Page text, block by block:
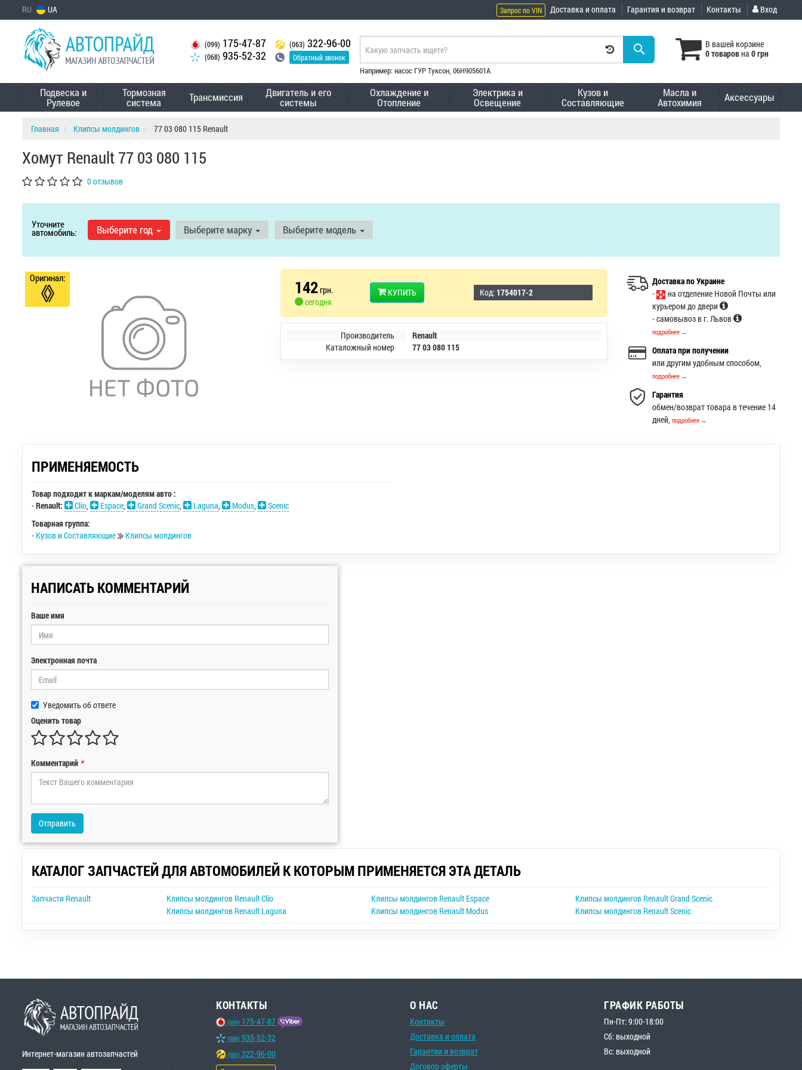
RU UA Запрос по VIN Доставка и оплата Гарантия и возврат Контакты Вход
(099) 175-47-87
(068) 935-52-32
(063) 322-96-00
Обратный звонок
В вашей корзине
0 товаровна 0 грн
Например: насос ГУР Туксон, 06H905601A
Подвеска и
Рулевое
Тормозная
система Трансмиссия Двигатель и его
системы
Охлаждение и
Отопление
Электрика и
Освещение
Кузов и
Составляющие
Масла и
Автохимия Аксессуары
Главная Клипсы молдингов 77 03 080 115 Renault
Хомут Renault 77 03 080 115
0 отзывов
Уточните
автомобиль: Выберите год Выберите марку Выберите модель
Оригинал: 142грн.
сегодня
КУПИТЬ Код: 1754017-2
Производитель
Renault
Каталожный номер
77 03 080 115
Доставка по Украине
-
на отделение Новой Почты или
курьером до двери
- самовывоз в г. Львов
подробнее →
Оплата при получении
или другим удобным способом,
подробнее →
Гарантия
обмен/возврат товара в течение 14
дней,подробнее →
ПРИМЕНЯЕМОСТЬ
Товар подходит к маркам/моделям авто :
-Renault: Clio, Espace, Grand Scenic, Laguna, Modus,
Scenic
Товарная группа:
- Кузов и Составляющие Клипсы молдингов
НАПИСАТЬ КОММЕНТАРИЙ
Ваше имя
Электронная почта
Уведомить об ответе
Оценить товар
Комментарий *
Отправить
КАТАЛОГ ЗАПЧАСТЕЙ ДЛЯ АВТОМОБИЛЕЙ К КОТОРЫМ ПРИМЕНЯЕТСЯ ЭТА ДЕТАЛЬ
Запчасти Renault Клипсы молдингов Renault Clio Клипсы молдингов Renault Espace
Клипсы молдингов Renault Grand Scenic
Клипсы молдингов Renault Laguna
Клипсы молдингов Renault Modus Клипсы молдингов Renault Scenic
Интернет-магазин автозапчастей
КОНТАКТЫ
(099) 175-47-87
(068) 935-52-32
(063) 322-96-00
О НАС
Контакты
Доставка и оплата
Гарантии и возврат
Договор оферты
ГРАФИК РАБОТЫ
Пн-Пт: 9:00-18:00
Сб: выходной
Вс: выходной